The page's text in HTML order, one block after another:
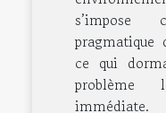
s’impose
ce qui
problème
immédiate.